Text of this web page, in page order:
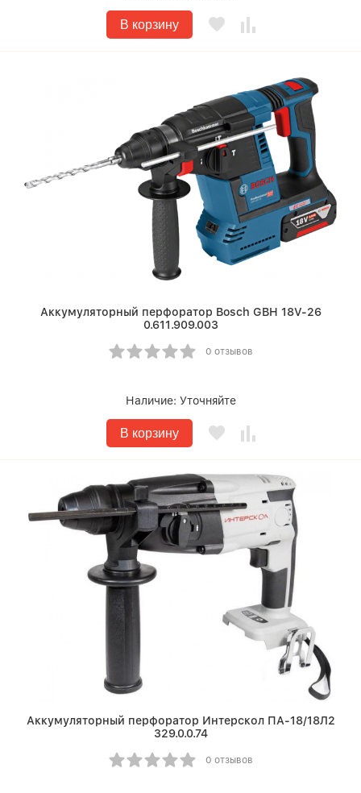
В корзину
Аккумуляторный перфоратор Bosch GBH 18V-26
0.611.909.003
0 отзывов
Наличие: Уточняйте
В корзину
Аккумуляторный перфоратор Интерскол ПА-18/18Л2
329.0.0.74
0 отзывов